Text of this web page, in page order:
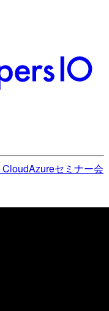
Azureセミナー会